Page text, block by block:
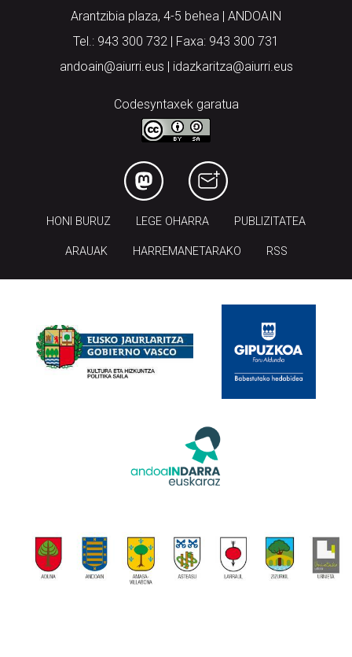
Arantzibia plaza, 4-5 behea | ANDOAIN
Tel.: 943 300 732 | Faxa: 943 300 731
andoain@aiurri.eus | idazkaritza@aiurri.eus
Codesyntaxek garatua
HONI BURUZ LEGE OHARRA PUBLIZITATEA
ARAUAK HARREMANETARAKO RSS